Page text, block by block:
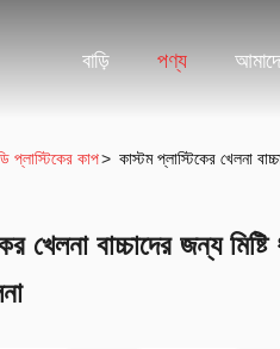
বাড়ি পণ্য
প্লাস্টিকের কাপ> কাস্টম প্লাস্টিকের খেলনা
খেলনা বাচ্চাদের জন্য